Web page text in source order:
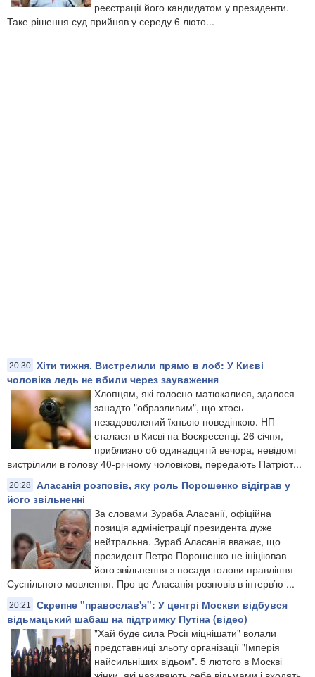
реєстрації його кандидатом у президенти.
Таке рішення суд прийняв у середу 6 люто...
20:30 Хіти тижня. Вистрелили прямо в лоб: У Києві
чоловіка ледь не вбили через зауваження
Хлопцям, які голосно матюкалися, здалося
занадто "образливим", що хтось
незадоволений їхньою поведінкою. НП
сталася в Києві на Воскресенці. 26 січня,
приблизно об одинадцятій вечора, невідомі
вистрілили в голову 40-річному чоловікові, передають Патріот...
20:28 Аласанія розповів, яку роль Порошенко відіграв у
його звільненні
За словами Зураба Аласанії, офіційна
позиція адміністрації президента дуже
нейтральна. Зураб Аласанія вважає, що
президент Петро Порошенко не ініціював
його звільнення з посади голови правління
Суспільного мовлення. Про це Аласанія розповів в інтерв’ю ...
20:21
Скрепне "православ'я": У центрі Москви відбувся
відьмацький шабаш на підтримку Путіна (відео)
"Хай буде сила Росії міцнішати" волали
представниці зльоту організації "Імперія
найсильніших відьом". 5 лютого в Москві